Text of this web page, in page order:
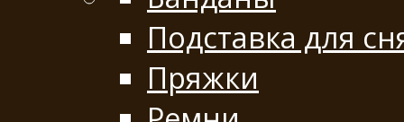
Подставка для
Пряжки